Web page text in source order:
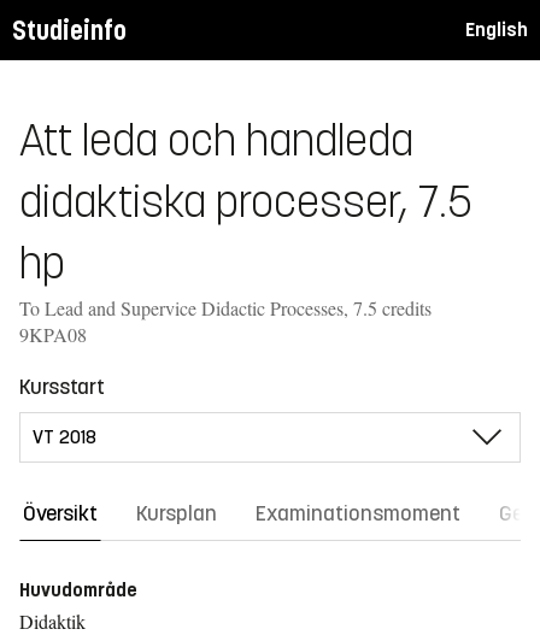
Studieinfo English
Att leda och handleda
didaktiska processer, 7.5
hp
To Lead and Supervice Didactic Processes, 7.5 credits
9KPA08
Kursstart
Översikt Kursplan Examinationsmoment
Huvudområde
Didaktik